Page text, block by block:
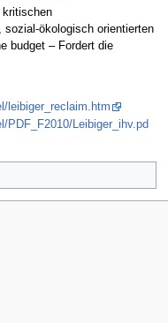
kritischen
sozial-ökologisch orientierten
budget – Fordert die
leibiger_reclaim.htm
PDF_F2010/Leibiger_ihv.pd